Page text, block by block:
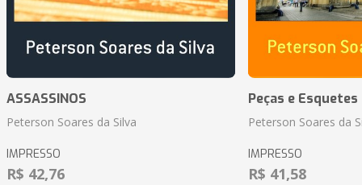
ASSASSINOS
Peterson Soares da Silva
IMPRESSO
R$ 42,76
Peças e
Peterson Soares da
IMPRESSO
R$ 41,58